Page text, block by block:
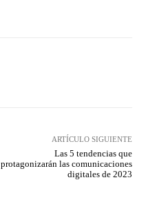
ARTÍCULO SIGUIENTE
Las 5 tendencias que
protagonizarán las comunicaciones
digitales de 2023